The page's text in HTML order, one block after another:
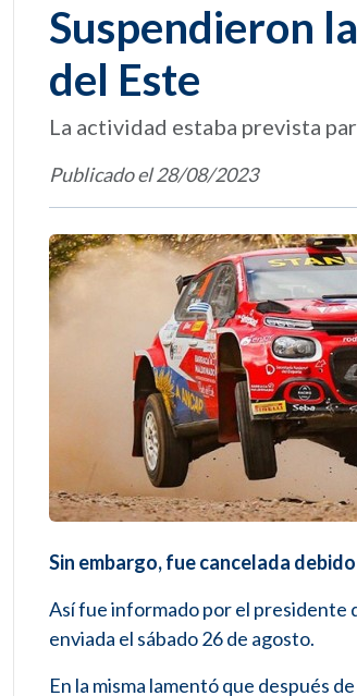
Suspendieron
del Este
La actividad estaba prevista
Publicado el 28/08/2023
Sin embargo, fue cancelada
Así fue informado por el presidente
enviada el sábado 26 de agosto.
En la misma lamentó que después